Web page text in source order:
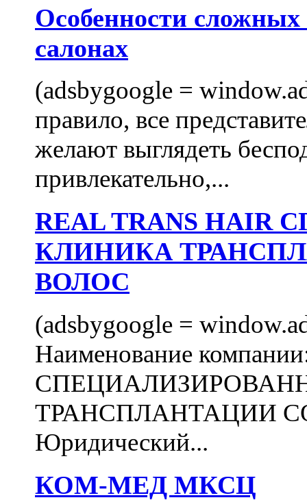
Особенности
салонах
(adsbygoogle =
правило, все
желают выглядеть
привлекательно,...
REAL TRANS
КЛИНИКА
ВОЛОС
(adsbygoogle =
Наименование
ТРАНСПЛАНТАЦИИ
Юридический...
КОМ-МЕД МКСЦ